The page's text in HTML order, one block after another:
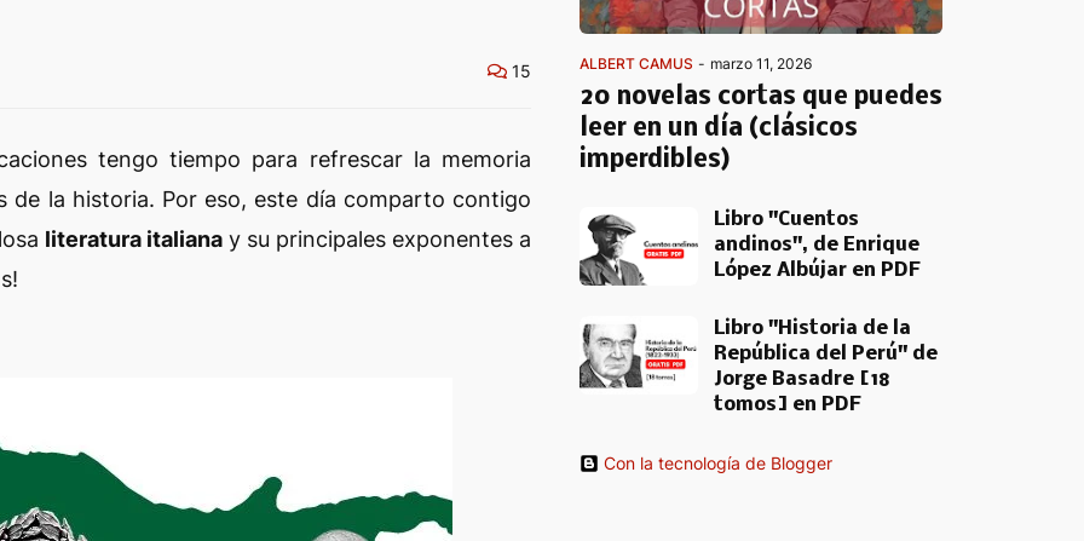
15
tengo tiempo para refrescar la memoria
de la historia. Por eso, este día comparto contigo
literatura italiana y su principales exponentes a
ALBERT CAMUS - marzo 11, 2026
20 novelas cortas que puedes
leer en un día (clásicos
imperdibles)
Libro "Cuentos
andinos", de Enrique
López Albújar en PDF
Libro "Historia de la
República del Perú" de
Jorge Basadre [18
tomos] en PDF
Con la tecnología de Blogger